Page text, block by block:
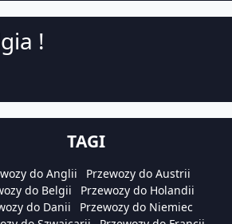
!
TAGI
do Anglii
Przewozy do Austrii
do Belgii
Przewozy do Holandii
do Danii
Przewozy do Niemiec